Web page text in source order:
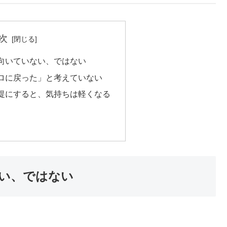
いていない、ではない
に戻った」と考えていない
にすると、気持ちは軽くなる
、ではない